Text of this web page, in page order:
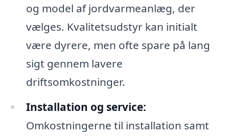
og model af jordvarmeanlæg, der
vælges. Kvalitetsudstyr kan initialt
være dyrere, men ofte spare på lang
sigt gennem lavere
driftsomkostninger.
Installation og service:
Omkostningerne til installation samt